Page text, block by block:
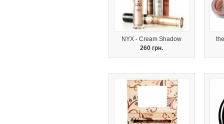
NYX - Cream Shadow
260 грн.